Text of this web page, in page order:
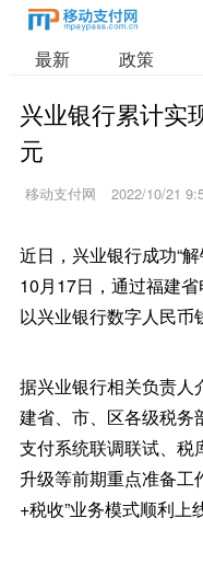
最新 政策
兴业银行累计实
元
移动支付网 2022/10/21
近日，兴业银行成功“
10月17日，通过福建省
以兴业银行数字人民币
据兴业银行相关负责人
建省、市、区各级税务
支付系统联调联试、税
升级等前期重点准备工
+税收”业务模式顺利上